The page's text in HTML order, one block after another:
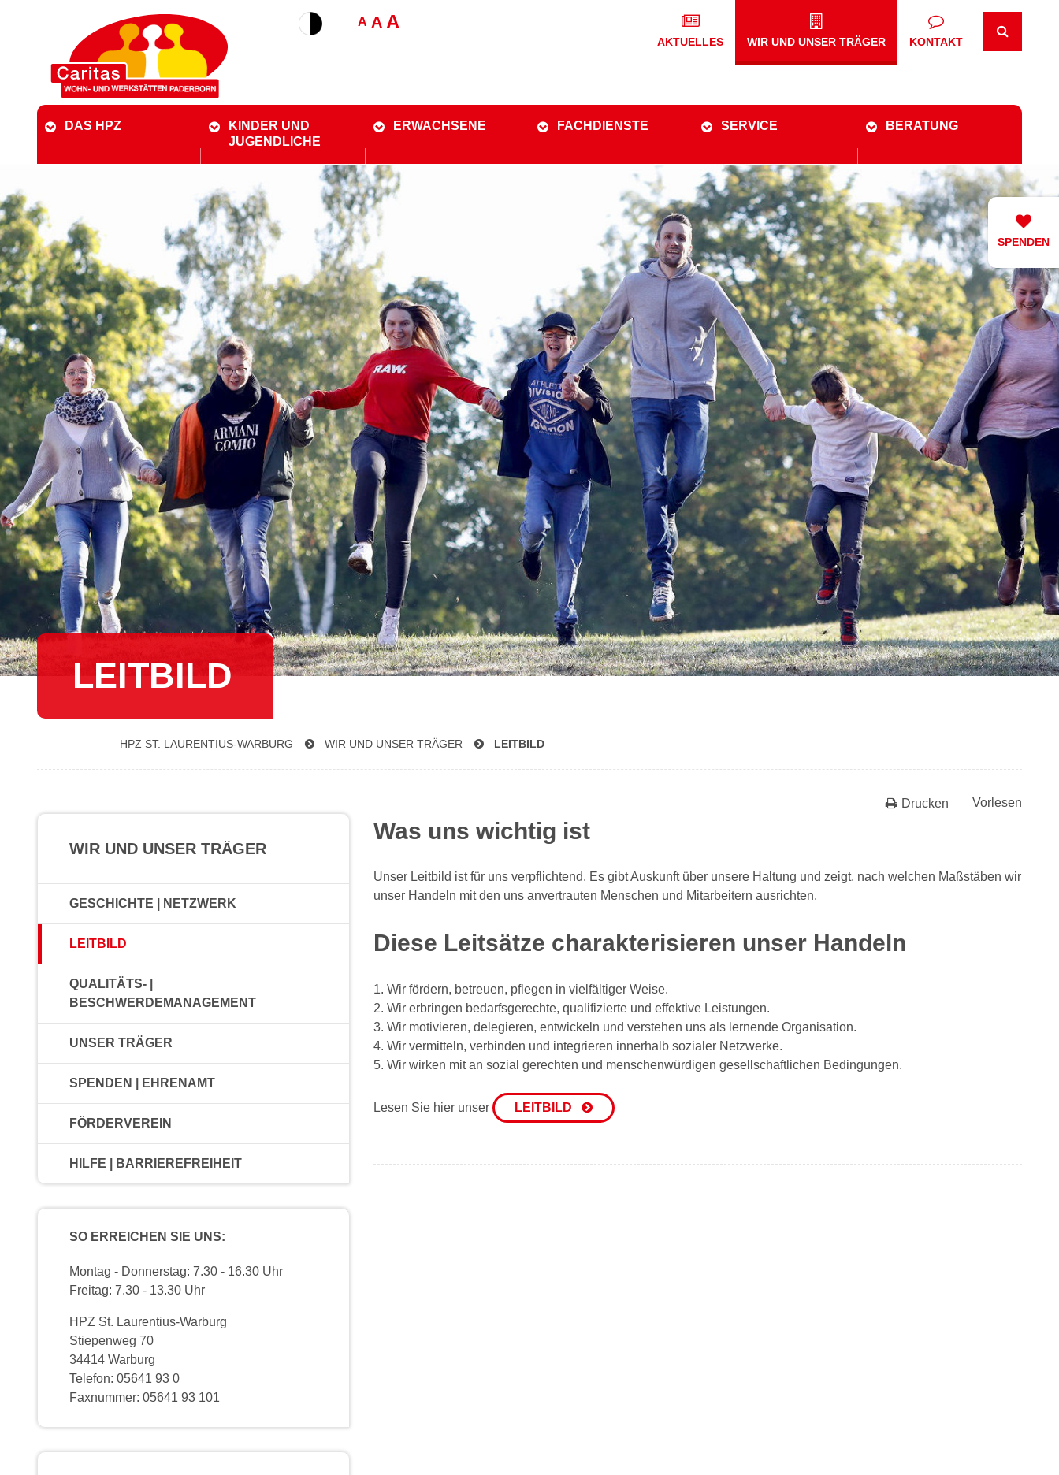
A A A
AKTUELLES WIR UND UNSER TRÄGER KONTAKT
DAS HPZ
KINDER UND
JUGENDLICHE
ERWACHSENE FACHDIENSTE SERVICE BERATUNG
LEITBILD
HPZ ST. LAU­REN­TI­US-WAR­BURG WIR UND UNSER TRÄGER LEITBILD
Vorlesen
Drucken
Was uns wichtig ist
Unser Leitbild ist für uns verpflichtend. Es gibt Auskunft über unsere Haltung und zeigt, nach welchen Maßstäben wir
unser Handeln mit den uns anvertrauten Menschen und Mitarbeitern ausrichten.
Diese Leitsätze charakterisieren unser Handeln
1. Wir fördern, betreuen, pflegen in vielfältiger Weise.
2. Wir erbringen bedarfsgerechte, qualifizierte und effektive Leistungen.
3. Wir motivieren, delegieren, entwickeln und verstehen uns als lernende Organisation.
4. Wir vermitteln, verbinden und integrieren innerhalb sozialer Netzwerke.
5. Wir wirken mit an sozial gerechten und menschenwürdigen gesellschaftlichen Bedingungen.
Lesen Sie hier unser LEITBILD
WIR UND UNSER TRÄGER
GESCHICHTE | NETZWERK
LEITBILD
QUALITÄTS- |
BESCHWERDEMANAGEMENT
UNSER TRÄGER
SPENDEN | EHRENAMT
FÖRDERVEREIN
HILFE | BARRIEREFREIHEIT
SO ERREICHEN SIE UNS:
Montag - Donnerstag: 7.30 - 16.30 Uhr
Freitag: 7.30 - 13.30 Uhr
HPZ St. Laurentius-Warburg
Stiepenweg 70
34414 Warburg
Telefon: 05641 93 0
Faxnummer: 05641 93 101
SPENDEN